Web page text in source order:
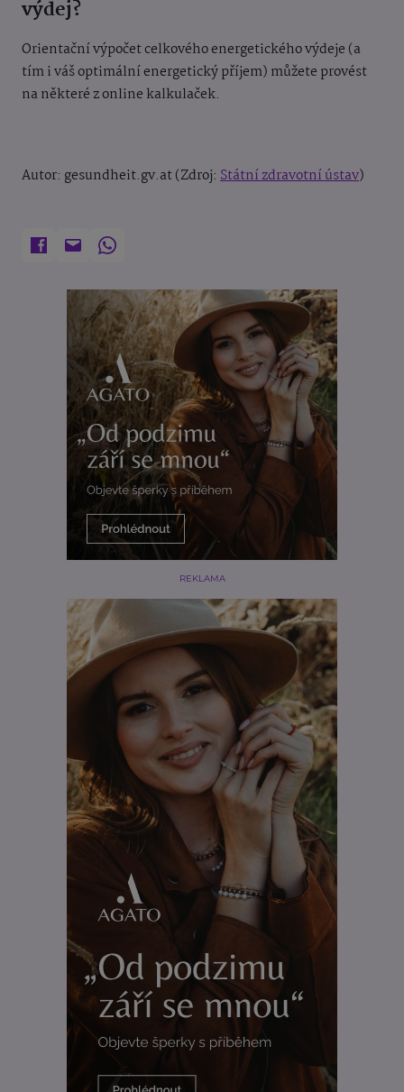
výdej?
Orientační výpočet celkového energetického výdeje (a
tím i váš optimální energetický příjem) můžete provést
na některé z online kalkulaček.
Autor: gesundheit.gv.at (Zdroj: Státní zdravotní ústav)
REKLAMA